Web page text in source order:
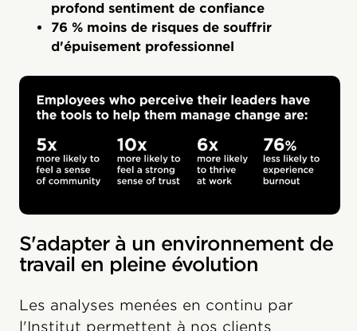
profond sentiment de confiance‍
‍76 % moins de risques de souffrir
d'épuisement professionnel
S'adapter à un environnement de
travail en pleine évolution
Les analyses menées en continu par
l'Institut permettent à nos clients